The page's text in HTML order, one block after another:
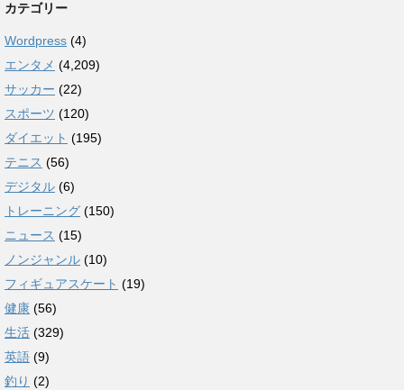
カテゴリー
Wordpress (4)
エンタメ (4,209)
サッカー (22)
スポーツ (120)
ダイエット (195)
テニス (56)
デジタル (6)
トレーニング (150)
ニュース (15)
ノンジャンル (10)
フィギュアスケート (19)
健康 (56)
生活 (329)
英語 (9)
釣り (2)